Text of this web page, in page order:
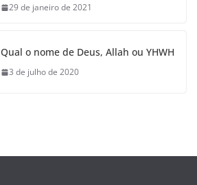
29 de janeiro de 2021
Qual o nome de Deus, Allah ou YHWH
3 de julho de 2020